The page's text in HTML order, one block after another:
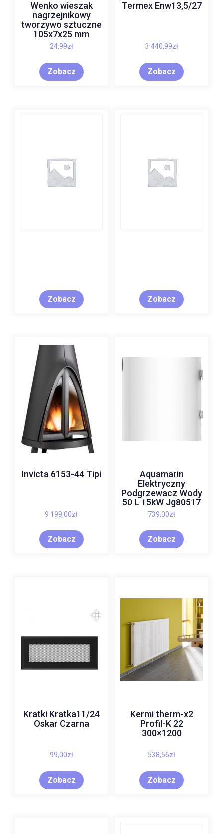
Wenko wieszak
nagrzejnikowy
tworzywo sztuczne
105x7x25 mm
24,99zł
Zobacz
Termex Enw13,5/27
3 440,99zł
Zobacz
Zobacz Zobacz
Invicta 6153-44 Tipi
9 199,00zł
Zobacz
Aquamarin
Elektryczny
Podgrzewacz Wody
50 L 15kW Jg80517
739,00zł
Zobacz
Kratki Kratka11/24
Oskar Czarna
99,00zł
Zobacz
Kermi therm-x2
Profil-K 22
300×1200
538,56zł
Zobacz